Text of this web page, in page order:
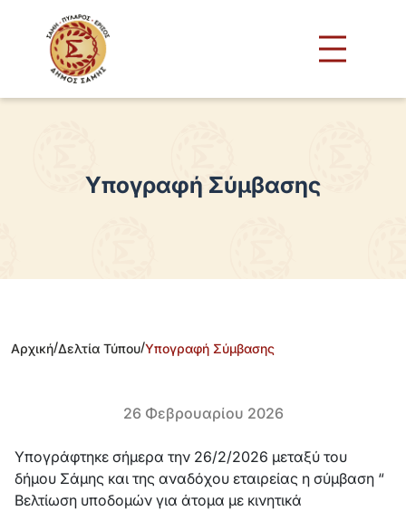
Υπογραφή Σύμβασης
Αρχική/Δελτία Τύπου/Υπογραφή Σύμβασης
26 Φεβρουαρίου 2026
Υπογράφτηκε σήμερα την 26/2/2026 μεταξύ του
δήμου Σάμης και της αναδόχου εταιρείας η σύμβαση “
Βελτίωση υποδομών για άτομα με κινητικά